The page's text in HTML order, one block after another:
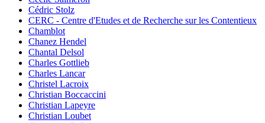
Cédric Stolz
CERC - Centre d'Etudes et de Recherche sur les Contentieux
Chamblot
Chanez Hendel
Chantal Delsol
Charles Gottlieb
Charles Lancar
Christel Lacroix
Christian Boccaccini
Christian Lapeyre
Christian Loubet